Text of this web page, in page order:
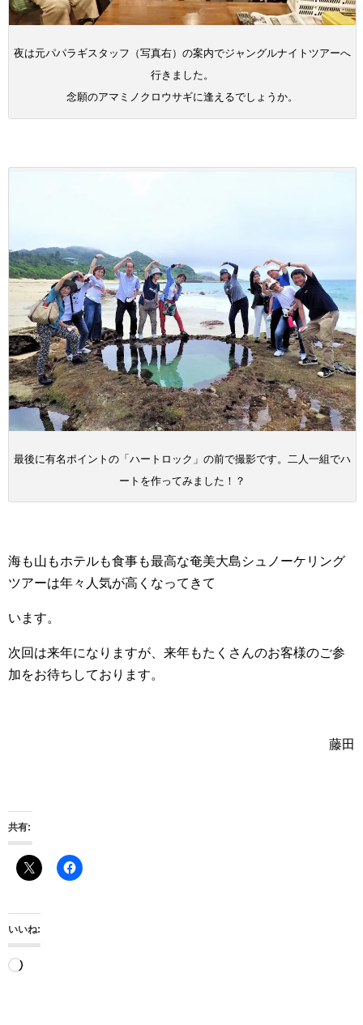
夜は元パパラギスタッフ（写真右）の案内でジャングルナイトツアーへ
行きました。
念願のアマミノクロウサギに逢えるでしょうか。
最後に有名ポイントの「ハートロック」の前で撮影です。二人一組でハ
ートを作ってみました！？
海も山もホテルも食事も最高な奄美大島シュノーケリング
ツアーは年々人気が高くなってきて
います。
次回は来年になりますが、来年もたくさんのお客様のご参
加をお待ちしております。
藤田
共有:
いいね:
読